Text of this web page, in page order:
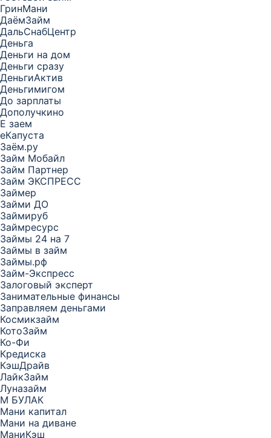
ГринМани
ДаёмЗайм
ДальСнабЦентр
Деньга
Деньги на дом
Деньги сразу
ДеньгиАктив
Деньгимигом
До зарплаты
Дополучкино
Е заем
еКапуста
Заём.ру
Займ Мобайл
Займ Партнер
Займ ЭКСПРЕСС
Займер
Займи ДО
Займируб
Займресурс
Займы 24 на 7
Займы в займ
Займы.рф
Займ-Экспресс
Залоговый эксперт
Занимательные финансы
Заправляем деньгами
Космикзайм
КотоЗайм
Ко-Фи
Кредиска
КэшДрайв
ЛайкЗайм
Луназайм
М БУЛАК
Мани капитал
Мани на диване
МаниКэш